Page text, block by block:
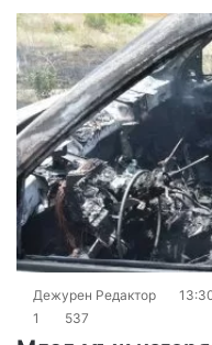
Дежурен Редактор
1
537